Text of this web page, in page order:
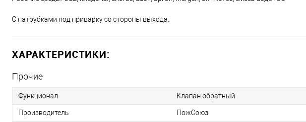
С патрубками под приварку со стороны выхода..
ХАРАКТЕРИСТИКИ:
Прочие
Функционал Клапан обратный
Производитель ПожСоюз